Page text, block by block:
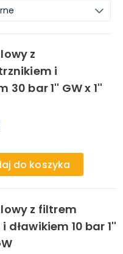
z
i
30 bar 1'' GW x 1''
do koszyka
z filtrem
dławikiem 10 bar 1''